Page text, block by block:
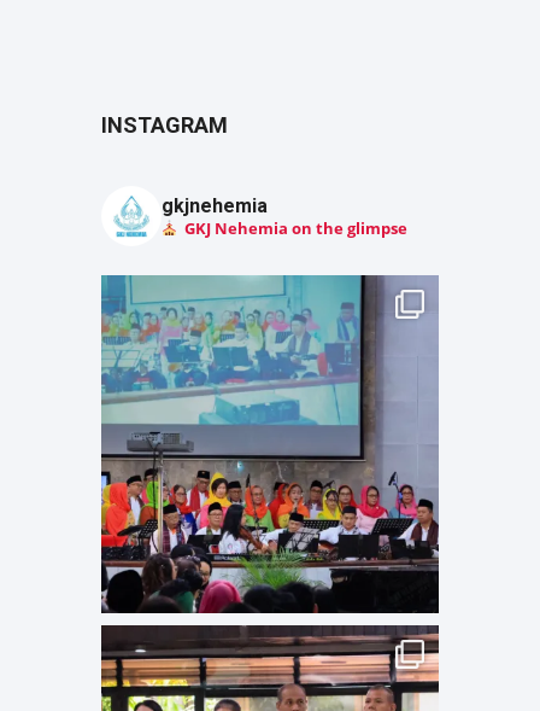
INSTAGRAM
gkjnehemia
GKJ Nehemia on the glimpse